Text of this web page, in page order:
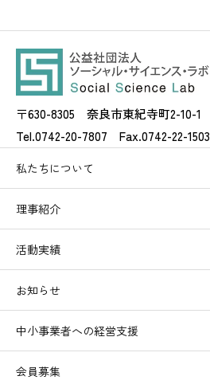
〒630-8305 奈良市東紀寺町2-10-1
Tel.0742-20-7807 Fax.0742-22-1503
私たちについて
理事紹介
活動実績
お知らせ
中小事業者への経営支援
会員募集